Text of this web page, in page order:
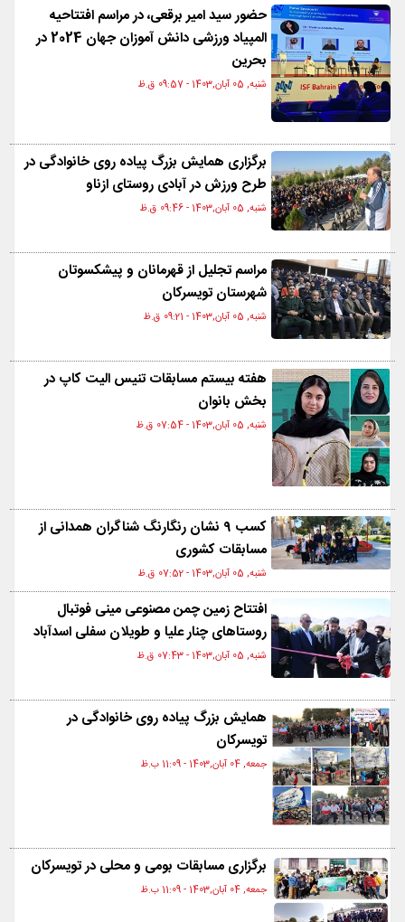
حضور سید امیر برقعی، در مراسم افتتاحیه
المپیاد ورزشی دانش آموزان جهان 2024 در
بحرین
شنبه, 05 آبان,1403 - 09:57 ق.ظ
برگزاری همایش بزرگ پیاده روی خانوادگی در
طرح ورزش در آبادی روستای ازناو
شنبه, 05 آبان,1403 - 09:46 ق.ظ
مراسم تجلیل از قهرمانان و پیشکسوتان
شهرستان تویسرکان
شنبه, 05 آبان,1403 - 09:21 ق.ظ
هفته بیستم مسابقات تنیس الیت کاپ در
بخش بانوان
شنبه, 05 آبان,1403 - 07:54 ق.ظ
کسب ۹ نشان رنگارنگ شناگران همدانی از
مسابقات کشوری
شنبه, 05 آبان,1403 - 07:52 ق.ظ
افتتاح زمین چمن مصنوعی مینی فوتبال
روستاهای چنار علیا و طویلان سفلی اسدآباد
شنبه, 05 آبان,1403 - 07:43 ق.ظ
همایش بزرگ پیاده روی خانوادگی در
تویسرکان
جمعه, 04 آبان,1403 - 11:09 ب.ظ
برگزاری مسابقات بومی و محلی در تویسرکان
جمعه, 04 آبان,1403 - 11:09 ب.ظ